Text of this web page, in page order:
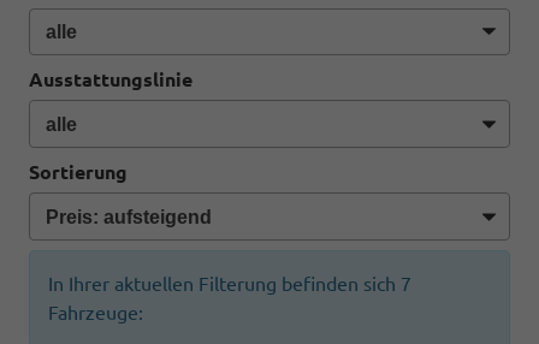
Ausstattungslinie
Sortierung
In Ihrer aktuellen Filterung befinden sich 7
Fahrzeuge: